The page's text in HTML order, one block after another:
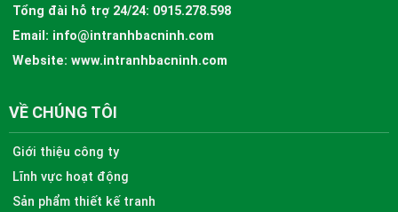
Tổng đài hỗ trợ 24/24: 0915.278.598
Email: info@intranhbacninh.com
Website: www.intranhbacninh.com
VỀ CHÚNG TÔI
Giới thiệu công ty
Lĩnh vực hoạt động
Sản phẩm thiết kế tranh